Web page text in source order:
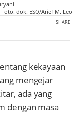
Foto: dok. ESQ/Arief M. Leo
SHARE
kekayaan
mengejar
ada yang
dengan masa